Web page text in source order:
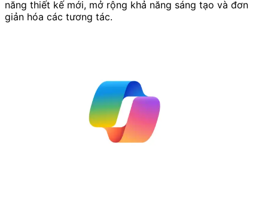
năng thiết kế mới, mở rộng khả năng sáng tạo và đơn
giản hóa các tương tác.